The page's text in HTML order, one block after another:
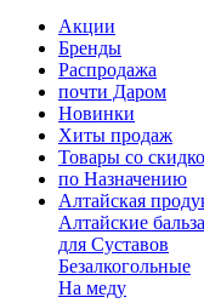
Акции
Бренды
Распродажа
почти Даром
Новинки
Хиты продаж
Товары со
по Назначению
Алтайская
Алтайские
для Суставов
Безалкогольные
На меду